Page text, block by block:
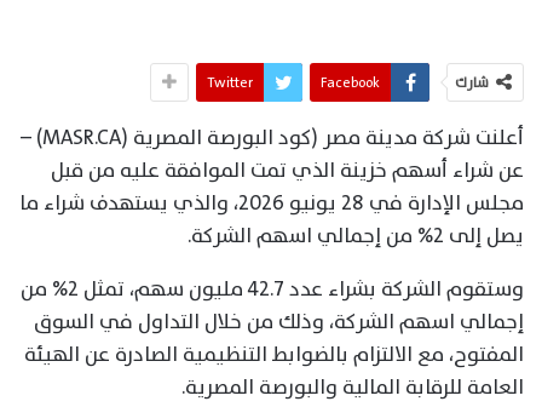
شارك Facebook
Twitter
أعلنت شركة مدينة مصر (كود البورصة المصرية (MASR.CA) –
عن شراء أسهم خزينة الذي تمت الموافقة عليه من قبل
مجلس الإدارة في 28 يونيو 2026، والذي يستهدف شراء ما
يصل إلى 2% من إجمالي اسهم الشركة.
وستقوم الشركة بشراء عدد 42.7 مليون سهم، تمثل 2% من
إجمالي اسهم الشركة، وذلك من خلال التداول في السوق
المفتوح، مع الالتزام بالضوابط التنظيمية الصادرة عن الهيئة
العامة للرقابة المالية والبورصة المصرية.